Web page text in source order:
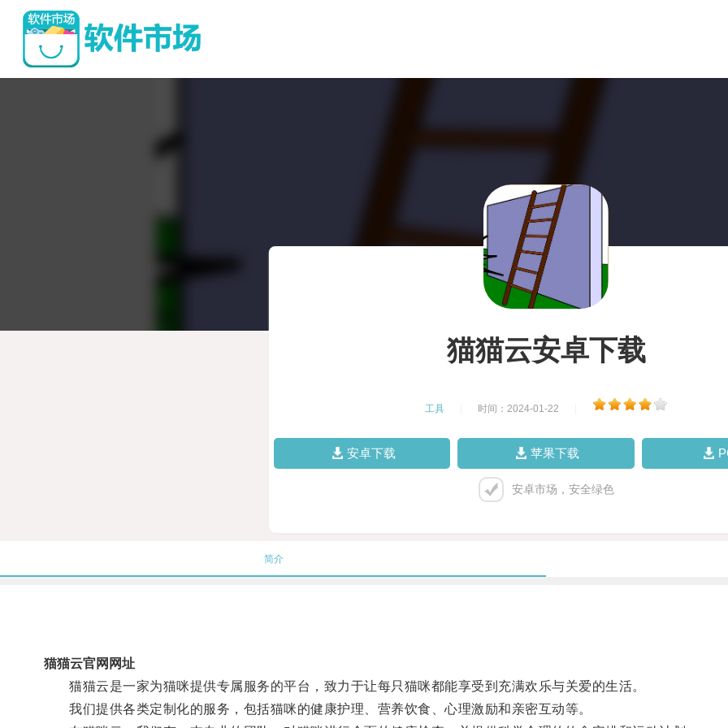
猫猫云安卓下载
工具 时间：2024-01-22
安卓下载 苹果下载
安卓市场，安全绿色
简介
猫猫云官网网址
猫猫云是一家为猫咪提供专属服务的平台，致力于让每只猫咪都能享受到充满欢乐与关爱的生活。
我们提供各类定制化的服务，包括猫咪的健康护理、营养饮食、心理激励和亲密互动等。